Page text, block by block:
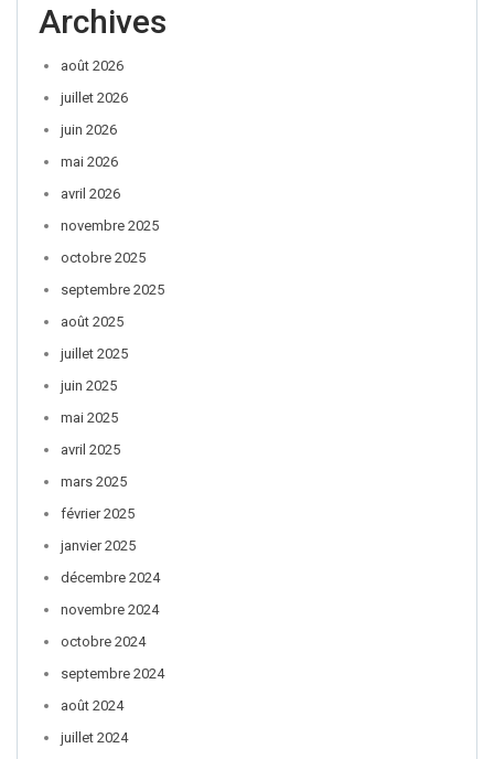
Archives
août 2026
juillet 2026
juin 2026
mai 2026
avril 2026
novembre 2025
octobre 2025
septembre 2025
août 2025
juillet 2025
juin 2025
mai 2025
avril 2025
mars 2025
février 2025
janvier 2025
décembre 2024
novembre 2024
octobre 2024
septembre 2024
août 2024
juillet 2024